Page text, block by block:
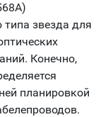
звезда для
Конечно,
планировкой